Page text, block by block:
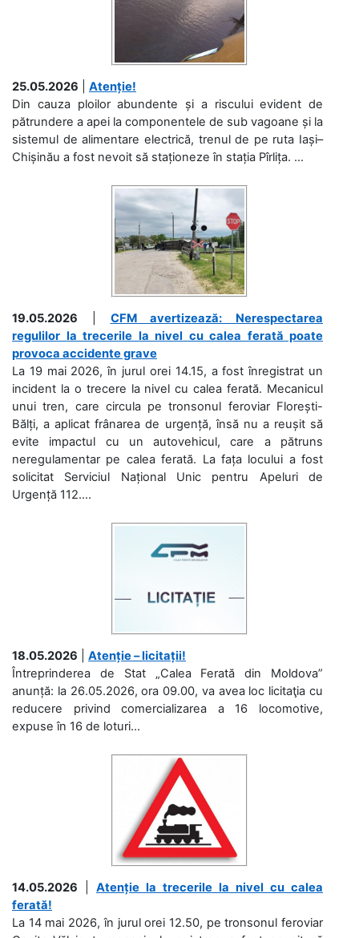
25.05.2026
Atenție!
Din cauza ploilor abundente și a riscului evident de
pătrundere a apei la componentele de sub vagoane și la
sistemul de alimentare electrică, trenul de pe ruta Iași–
Chișinău a fost nevoit să staționeze în stația Pîrlița. ...
19.05.2026
CFM avertizează: Nerespectarea
regulilor la trecerile la nivel cu calea ferată poate
provoca accidente grave
La 19 mai 2026, în jurul orei 14.15, a fost înregistrat un
incident la o trecere la nivel cu calea ferată. Mecanicul
unui tren, care circula pe tronsonul feroviar Florești-
Bălți, a aplicat frânarea de urgență, însă nu a reușit să
evite impactul cu un autovehicul, care a pătruns
neregulamentar pe calea ferată. La fața locului a fost
solicitat Serviciul Național Unic pentru Apeluri de
Urgență 112....
18.05.2026
Atenție – licitații!
Întreprinderea de Stat „Calea Ferată din Moldova”
anunță: la 26.05.2026, ora 09.00, va avea loc licitaţia cu
reducere privind comercializarea a 16 locomotive,
expuse în 16 de loturi...
14.05.2026
Atenție la trecerile la nivel cu calea
ferată!
La 14 mai 2026, în jurul orei 12.50, pe tronsonul feroviar